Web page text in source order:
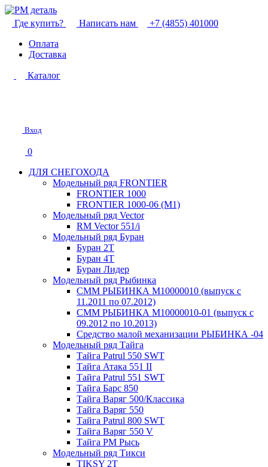
Где купить? Написать нам
+7 (4855) 401000
Оплата
Доставка
Каталог
Вход
0
ДЛЯ СНЕГОХОДА
Модельный ряд FRONTIER
FRONTIER 1000
FRONTIER 1000-06 (М1)
Модельный ряд Vector
RM Vector 551/i
Модельный ряд Буран
Буран 2Т
Буран 4Т
Буран Лидер
Модельный ряд Рыбинка
СММ РЫБИНКА M10000010 (выпуск с
11.2011 по 07.2012)
СММ РЫБИНКА M10000010-01 (выпуск с
09.2012 по 10.2013)
Средство малой механизации РЫБИНКА -04
Модельный ряд Тайга
Тайга Patrul 550 SWT
Тайга Атака 551 II
Тайга Patrul 551 SWT
Тайга Барс 850
Тайга Варяг 500/Классика
Тайга Варяг 550
Тайга Patrul 800 SWT
Тайга Варяг 550 V
Тайга РМ Рысь
Модельный ряд Тикси
TIKSY 2T